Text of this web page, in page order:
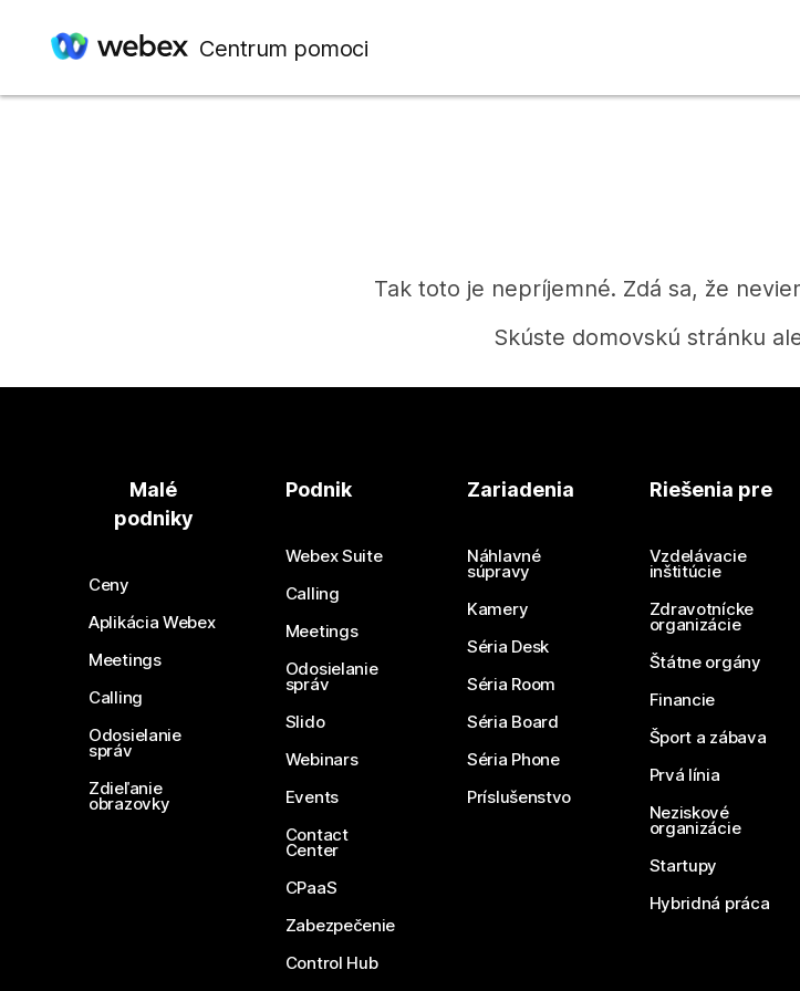
Centrum pomoci
Tak toto je nepríjemné. Zdá sa, že
Skúste domovskú stránku
Potrebujete
Odoslať otázku
Malé
podniky
Ceny
Aplikácia Webex
Meetings
Calling
Odosielanie
správ
Zdieľanie
obrazovky
Podnik
Webex Suite
Calling
Meetings
Odosielanie
správ
Slido
Webinars
Events
Contact
Center
CPaaS
Zabezpečenie
Control Hub
Zariadenia
Náhlavné
súpravy
Kamery
Séria Desk
Séria Room
Séria Board
Séria Phone
Príslušenstvo
Riešenia pre
Vzdelávacie
inštitúcie
Zdravotnícke
organizácie
Štátne orgány
Financie
Šport a zábava
Prvá línia
Neziskové
organizácie
Startupy
Hybridná práca